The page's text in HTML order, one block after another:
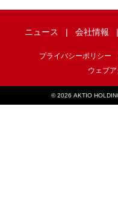
ニュース 会社情報
プライバシーポリシー
ウェブ
©2026 AKTIO